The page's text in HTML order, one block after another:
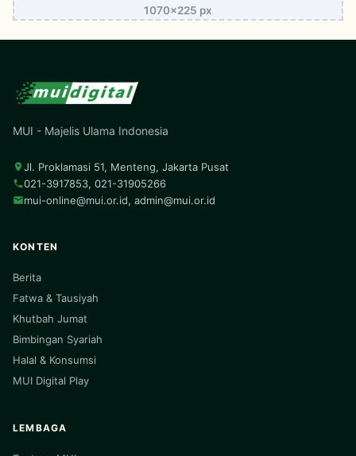
1070x225 px
MUI - Majelis Ulama Indonesia
Jl. Proklamasi 51, Menteng, Jakarta Pusat
021-3917853, 021-31905266
mui-online@mui.or.id, admin@mui.or.id
KONTEN
Berita
Fatwa & Tausiyah
Khutbah Jumat
Bimbingan Syariah
Halal & Konsumsi
MUI Digital Play
LEMBAGA